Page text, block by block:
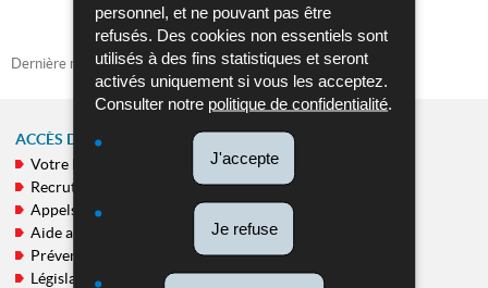
personnel, et ne pouvant pas être
refusés. Des cookies non essentiels sont
utilisés à des fins statistiques et seront
activés uniquement si vous les acceptez.
Consulter notre politique de confidentialité.
J'accepte
Je refuse
Dernière mise à jour27/02/2023
MENU
DE
NAVIGATION
ACCÈS DIRECT
Votre Police
Recrutement
Appels publics
Aide aux victimes
Prévention
Législation